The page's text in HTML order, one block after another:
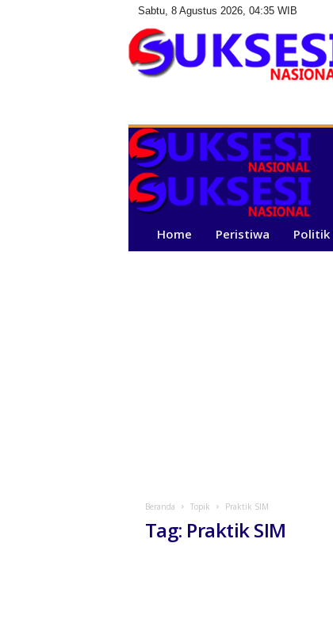
Sabtu, 8 Agustus 2026, 04:35 WIB
s
e
i
N
i
Home Peristiwa Politik
Beranda Topik Praktik SIM
Tag: Praktik SIM